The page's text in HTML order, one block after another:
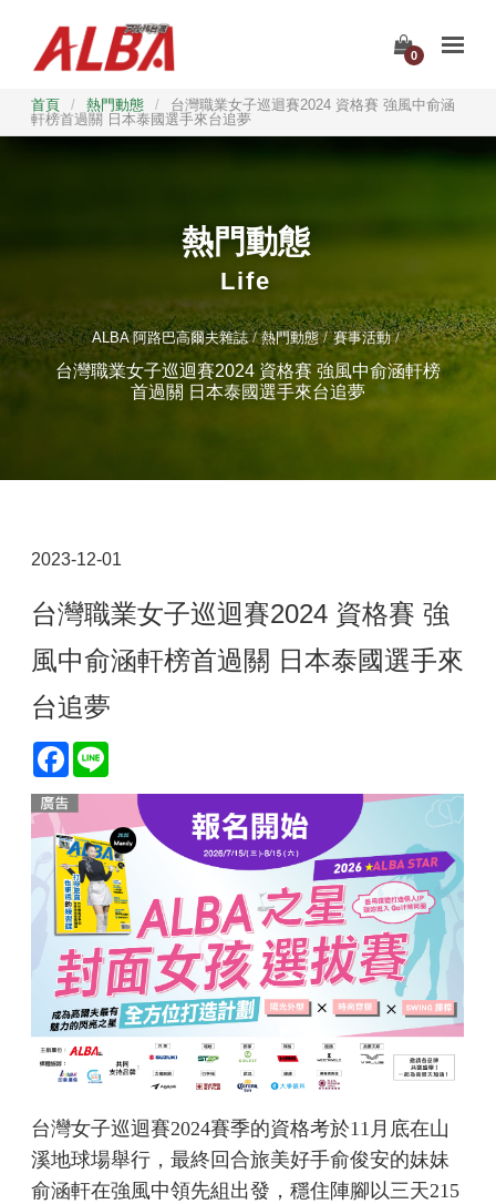
0
首頁 / 熱門動態 /
台灣職業女子巡迴賽2024 資格賽 強風中俞涵
軒榜首過關 日本泰國選手來台追夢
熱門動態
Life
ALBA 阿路巴高爾夫雜誌 熱門動態 賽事活動
台灣職業女子巡迴賽2024 資格賽 強風中俞涵軒榜
首過關 日本泰國選手來台追夢
2023-12-01
台灣職業女子巡迴賽2024 資格賽 強
風中俞涵軒榜首過關 日本泰國選手來
台追夢
Facebook
台灣女子巡迴賽2024賽季的資格考於11月底在山
溪地球場舉行，最終回合旅美好手俞俊安的妹妹
俞涵軒在強風中領先組出發，穩住陣腳以三天215